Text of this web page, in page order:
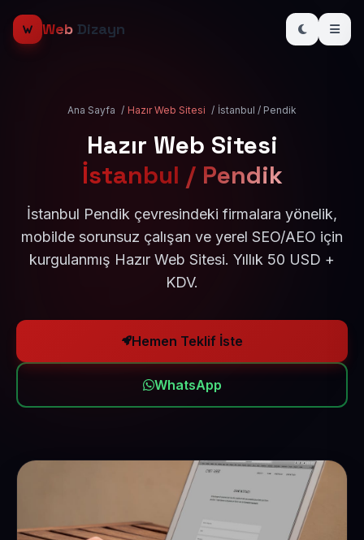
Web Dizayn
Ana Sayfa / Hazır Web Sitesi / İstanbul / Pendik
Hazır Web Sitesi
İstanbul / Pendik
İstanbul Pendik çevresindeki firmalara yönelik,
mobilde sorunsuz çalışan ve yerel SEO/AEO için
kurgulanmış Hazır Web Sitesi. Yıllık 50 USD +
KDV.
Hemen Teklif İste
WhatsApp